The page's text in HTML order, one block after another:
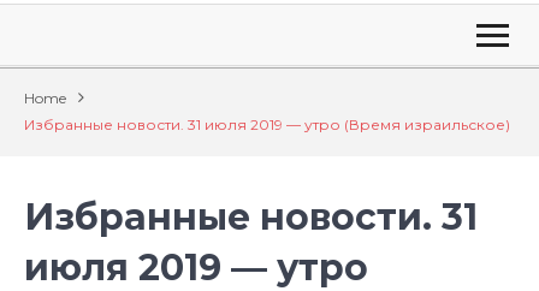
Home
Избранные новости. 31 июля 2019 — утро (Время израильское)
Избранные новости. 31
июля 2019 — утро